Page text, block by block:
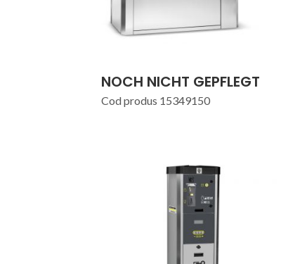
NOCH NICHT GEPFLEGT
Cod produs 15349150